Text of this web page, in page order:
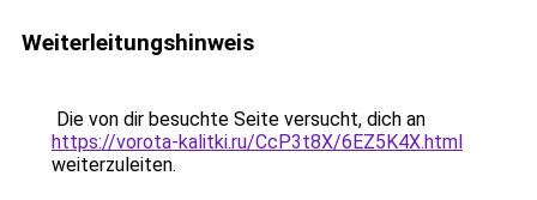
Weiterleitungshinweis
Die von dir besuchte Seite versucht, dich an
https://vorota-kalitki.ru/CcP3t8X/6EZ5K4X.html
weiterzuleiten.